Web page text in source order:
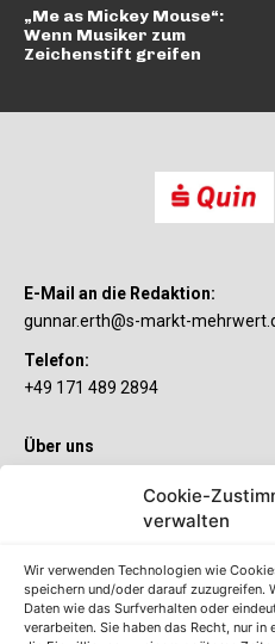
Cookie-
verwalten
Wir verwenden Technologien wie
speichern und/oder darauf zuzugreifen.
Daten wie das Surfverhalten oder
verarbeiten. Sie haben das Recht, nur
„Me as Mickey Mouse“:
Wenn Musiker zum
Zeichenstift greifen
E-Mail an die Redaktion:
gunnar.erth@s-markt-
Telefon:
+49 171 489 2894
Über uns
Sie wollen mehr als ein
S-Quin Konto genau das Richtige
etliche Inklusivleistungen. Im S-
immer, was es Neues gibt.